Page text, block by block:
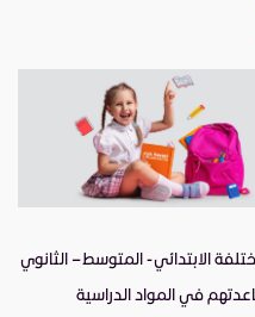
الابتدائي - المتوسط – الثانوي
في المواد الدراسية